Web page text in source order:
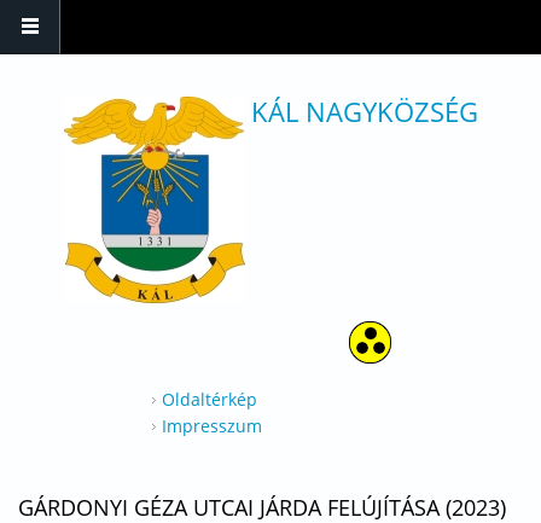
KÁL NAGYKÖZSÉG
Oldaltérkép
Impresszum
GÁRDONYI GÉZA UTCAI JÁRDA FELÚJÍTÁSA (2023)